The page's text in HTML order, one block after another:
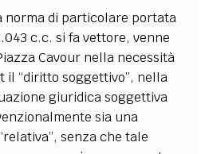
norma di particolare portata
c.c. si fa vettore, venne
Cavour nella necessità
“diritto soggettivo”, nella
giuridica soggettiva
sia una
senza che tale